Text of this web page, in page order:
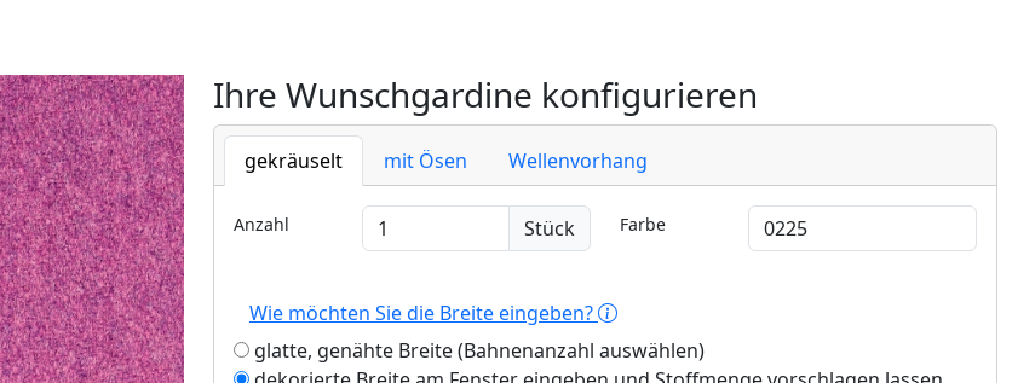
Ihre Wunschgardine konfigurieren
gekräuselt mit Ösen Wellenvorhang
Anzahl Stück Farbe
Wie möchten Sie die Breite eingeben?
glatte, genähte Breite (Bahnenanzahl auswählen)